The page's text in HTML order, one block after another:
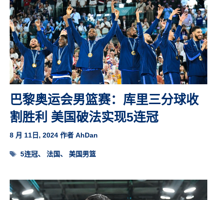
巴黎奥运会男篮赛：库里三分球收
割胜利 美国破法实现5连冠
8 月 11日, 2024 作者 AhDan
标
5连冠、法国、美国男篮